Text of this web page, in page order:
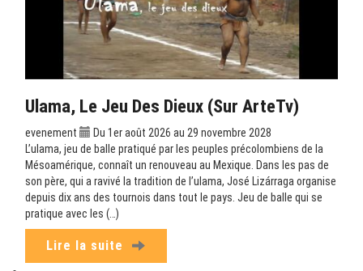
Ulama, Le Jeu Des Dieux (sur ArteTv)
evenement
Du 1er août 2026 au 29 novembre 2028
L’ulama, jeu de balle pratiqué par les peuples précolombiens de la
Mésoamérique, connaît un renouveau au Mexique. Dans les pas de
son père, qui a ravivé la tradition de l’ulama, José Lizárraga organise
depuis dix ans des tournois dans tout le pays. Jeu de balle qui se
pratique avec les (…)
Lire la suite